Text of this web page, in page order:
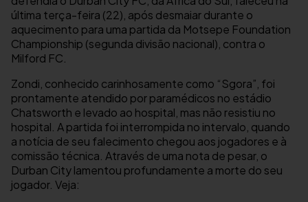
última terça-feira (22), após desmaiar durante o
aquecimento para uma partida da Motsepe Foundation
Championship (segunda divisão nacional), contra o
Milford FC.
Zondi, conhecido carinhosamente como “Sgora”, foi
prontamente atendido por paramédicos no estádio
Chatsworth e levado ao hospital, mas não resistiu no
hospital. A partida foi interrompida no intervalo, quando
a notícia de seu falecimento chegou aos jogadores e à
comissão técnica. Através de uma nota de pesar, o
Durban City lamentou profundamente a morte do seu
jogador. Veja: